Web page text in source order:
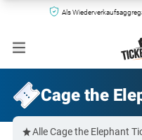
Als
Cage the
Alle Cage the Elephant